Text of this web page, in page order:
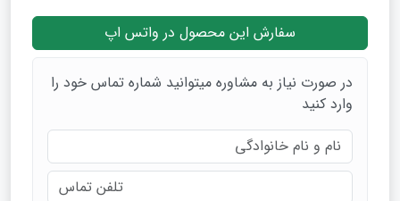
سفارش این محصول در واتس اپ
در صورت نیاز به مشاوره میتوانید شماره تماس خود را
وارد کنید